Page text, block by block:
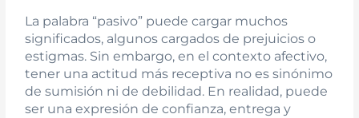
La palabra “pasivo” puede cargar muchos
significados, algunos cargados de prejuicios o
estigmas. Sin embargo, en el contexto afectivo,
tener una actitud más receptiva no es sinónimo
de sumisión ni de debilidad. En realidad, puede
ser una expresión de confianza, entrega y